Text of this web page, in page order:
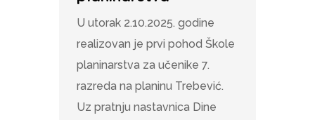
U utorak 2.10.2025. godine
realizovan je prvi pohod Škole
planinarstva za učenike 7.
razreda na planinu Trebević.
Uz pratnju nastavnica Dine